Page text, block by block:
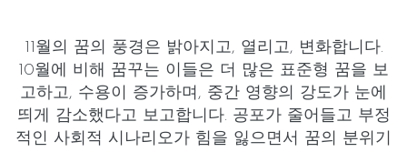
11월의 꿈의 풍경은 밝아지고, 열리고, 변화합니다.
10월에 비해 꿈꾸는 이들은 더 많은 표준형 꿈을 보
고하고, 수용이 증가하며, 중간 영향의 강도가 눈에
띄게 감소했다고 보고합니다. 공포가 줄어들고 부정
적인 사회적 시나리오가 힘을 잃으면서 꿈의 분위기